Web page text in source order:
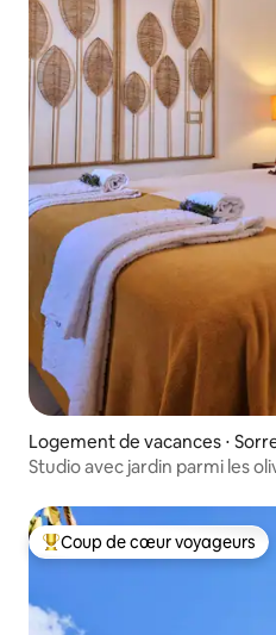
Logement de vacances ⋅
Studio avec jardin parmi les
Coups de cœur voyageurs les
Coup de cœur voyageurs